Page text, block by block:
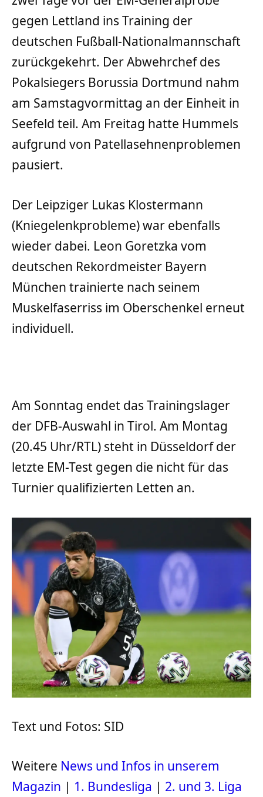
gegen Lettland ins Training der
deutschen Fußball-Nationalmannschaft
zurückgekehrt. Der Abwehrchef des
Pokalsiegers Borussia Dortmund nahm
am Samstagvormittag an der Einheit in
Seefeld teil. Am Freitag hatte Hummels
aufgrund von Patellasehnenproblemen
pausiert.
Der Leipziger Lukas Klostermann
(Kniegelenkprobleme) war ebenfalls
wieder dabei. Leon Goretzka vom
deutschen Rekordmeister Bayern
München trainierte nach seinem
Muskelfaserriss im Oberschenkel erneut
individuell.
Am Sonntag endet das Trainingslager
der DFB-Auswahl in Tirol. Am Montag
(20.45 Uhr/RTL) steht in Düsseldorf der
letzte EM-Test gegen die nicht für das
Turnier qualifizierten Letten an.
Text und Fotos: SID
Weitere News und Infos in unserem
Magazin | 1. Bundesliga | 2. und 3. Liga